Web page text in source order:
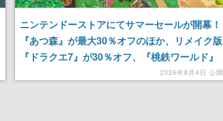
ニンテンドーストアにてサマーセールが開幕！
『あつ森』が最大30％オフのほか、リメイク版
『ドラクエ7』が30％オフ、『桃鉄ワールド』
2026年8月4日 公開